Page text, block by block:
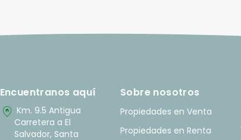
Encuentranos aquí
home_pin Km. 9.5 Antigua
Carretera a El
Salvador, Santa
Sobre nosotros
Propiedades en Venta
Propiedades en Renta